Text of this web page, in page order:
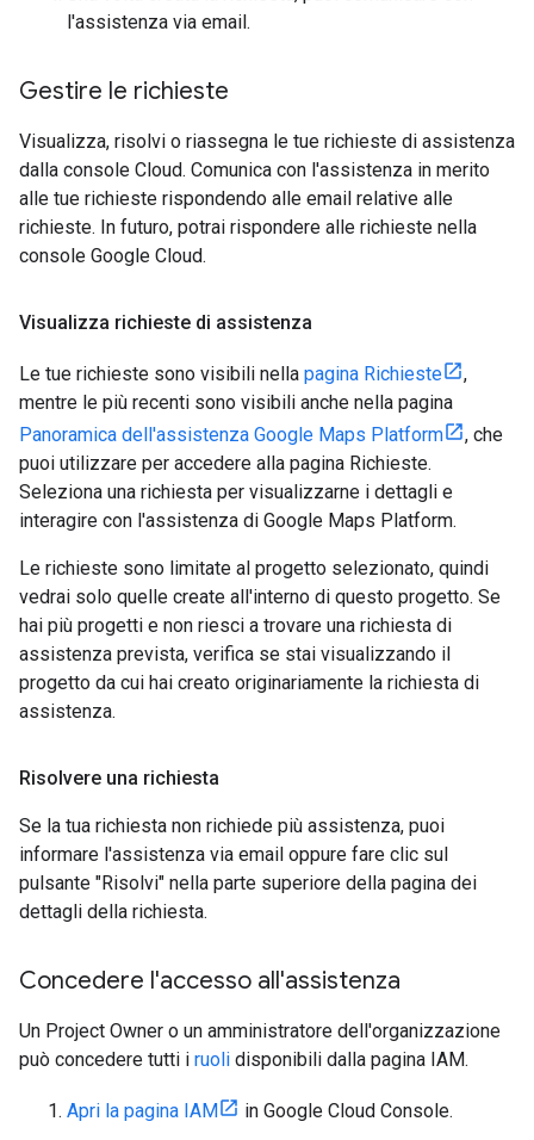
l'assistenza via email.
Gestire le richieste
Visualizza, risolvi o riassegna le tue richieste di assistenza
dalla console Cloud. Comunica con l'assistenza in merito
alle tue richieste rispondendo alle email relative alle
richieste. In futuro, potrai rispondere alle richieste nella
console Google Cloud.
Visualizza richieste di assistenza
Le tue richieste sono visibili nella pagina Richieste
,
mentre le più recenti sono visibili anche nella pagina
Panoramica dell'assistenza Google Maps Platform
, che
puoi utilizzare per accedere alla pagina Richieste.
Seleziona una richiesta per visualizzarne i dettagli e
interagire con l'assistenza di Google Maps Platform.
Le richieste sono limitate al progetto selezionato, quindi
vedrai solo quelle create all'interno di questo progetto. Se
hai più progetti e non riesci a trovare una richiesta di
assistenza prevista, verifica se stai visualizzando il
progetto da cui hai creato originariamente la richiesta di
assistenza.
Risolvere una richiesta
Se la tua richiesta non richiede più assistenza, puoi
informare l'assistenza via email oppure fare clic sul
pulsante "Risolvi" nella parte superiore della pagina dei
dettagli della richiesta.
Concedere l'accesso all'assistenza
Un Project Owner o un amministratore dell'organizzazione
può concedere tutti i ruoli disponibili dalla pagina IAM.
Apri la pagina IAM
in Google Cloud Console.